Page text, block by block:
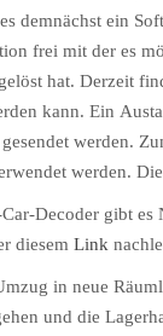
demnächst ein
frei mit der es
hat. Derzeit
kann. Ein
werden.
werden.
Decoder gibt
diesem Link
in neue
und die